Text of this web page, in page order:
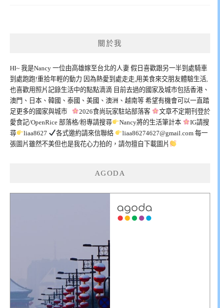
關於我
HI~ 我是Nancy 一位由高雄嫁至台北的人妻 假日喜歡跟另一半到處騎車
到處跑跑!重拾年輕的動力 因為熱愛到處走走,用美食來交朋友體驗生活,
也喜歡用照片記錄生活中的點點滴滴 目前去過的國家及城市包括香港、
澳門、日本、韓國、泰國、美國、澳洲、越南等 希望有機會可以一直踏
足更多的國家與城市
2026食尚玩家駐站部落客
文章不定期刊登於
愛食記/OpenRice 部落格/粉專請搜尋
Nancy將的生活筆計本
IG請搜
尋
liaa8627 各式邀約請來信聯絡 liaa86274627@gmail.com每一
張圖片雖然不美但也是我花心力拍的，請勿擅自下載圖片
AGODA